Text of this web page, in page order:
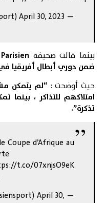
— RMC Sport (@RMCsport)
April 30, 2023
بينما قالت صحيفة
ضمن دوري أبطال أفريقيا
حيث أوضحت :“لم يتمكن
امتلاكهم للتذاكر ،
تذكرة”.
Coupe d’Afrique au
t.co/07xnjsO9eK
— Le Parisien | sport (@leparisiensport)
April 30,